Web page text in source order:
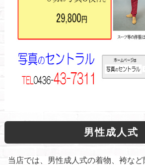
男性成人式
当店では、男性成人式の着物、袴など